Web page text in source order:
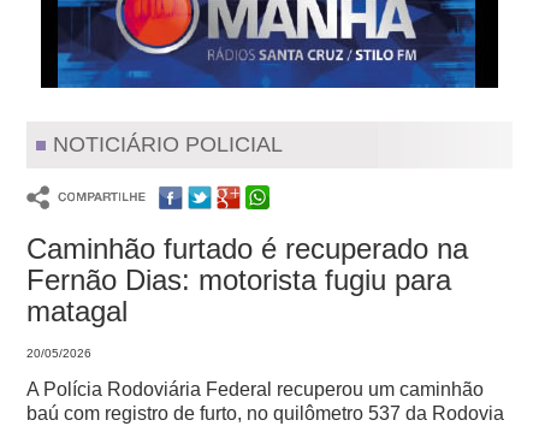
NOTICIÁRIO POLICIAL
Caminhão furtado é recuperado na
Fernão Dias: motorista fugiu para
matagal
20/05/2026
A Polícia Rodoviária Federal recuperou um caminhão
baú com registro de furto, no quilômetro 537 da Rodovia